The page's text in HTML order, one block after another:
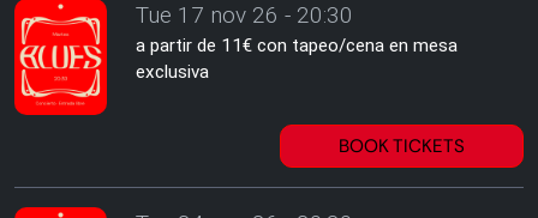
Tue 17 nov 26 - 20:30
a partir de 11€ con tapeo/cena en mesa
exclusiva
BOOK TICKETS